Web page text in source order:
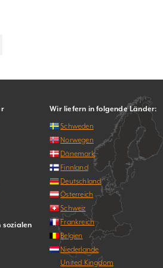
sozialen
Wir liefern in folgende Länder:
Schweden
Norwegen
Dänemark
Finnland
Deutschland
Österreich
Schweiz
Frankreich
Belgien
Niederlande
United Kingdom